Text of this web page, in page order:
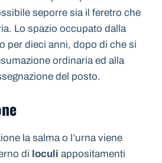
seporre sia il feretro che
Lo spazio occupato dalla
per dieci anni, dopo di che si
ordinaria ed alla
del posto.
la salma o l’urna viene
di loculi appositamenti